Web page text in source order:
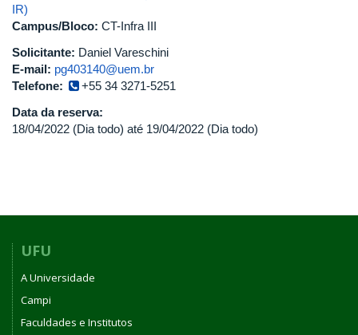
IR)
Campus/Bloco: CT-Infra III
Solicitante: Daniel Vareschini
E-mail: pg403140@uem.br
Telefone:
+55 34 3271-5251
Data da reserva:
18/04/2022 (Dia todo) até 19/04/2022 (Dia todo)
UFU
A Universidade
Campi
Faculdades e Institutos